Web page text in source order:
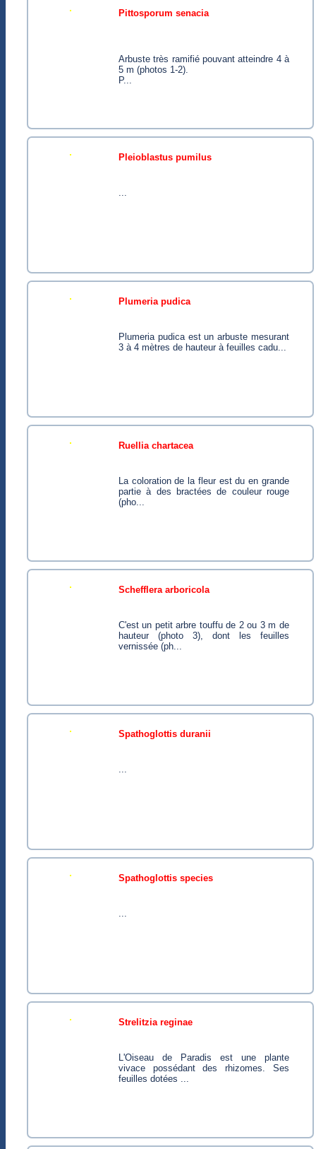
pittosporum senacia
Arbuste très ramifié pouvant atteindre 4 à
5 m (photos 1-2).
P...
pleioblastus pumilus
...
plumeria pudica
Plumeria pudica est un arbuste mesurant
3 à 4 mètres de hauteur à feuilles cadu...
ruellia chartacea
La coloration de la fleur est du en grande
partie à des bractées de couleur rouge
(pho...
schefflera arboricola
C'est un petit arbre touffu de 2 ou 3 m de
hauteur (photo 3), dont les feuilles
vernissée (ph...
spathoglottis duranii
...
spathoglottis species
...
strelitzia reginae
l'Oiseau de Paradis est une plante
vivace possédant des rhizomes. Ses
feuilles dotées ...